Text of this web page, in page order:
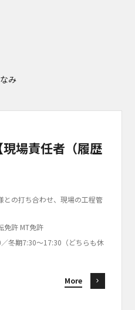
み
場責任者（履歴
との打ち合わせ、現場の工程管
免許 MT免許
冬期7:30〜17:30（どちらも休
More